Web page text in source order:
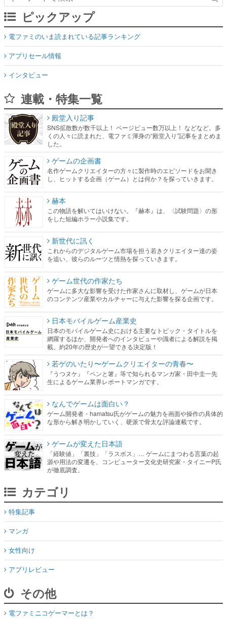
ピックアップ
電ファミのいま読まれている記事ランキング
アプリセール情報
インタビュー
連載・特集一覧
殿堂入り記事
SNS拡散数が数千以上！ ページビュー数万以上！ などなど。多
くの人々に読まれた、電ファミ渾身の“殿堂入り”記事をまとめま
した。
ゲームの企画書
名作ゲームクリエイターの方々に製作時のエピソードをお聞き
し、ヒットする企画（ゲーム）とは何か？を探っていきます。
赫本
この物語を解いてはいけない。『赫本』は、〈試験問題〉の形
をした短編ホラー小説集です。
新世代に訊く
これからのデジタルゲーム市場を担う若きクリエイター達の姿
を追い、彼らのルーツと情熱を探っていきます。
ゲーム世代の作家たち
ゲームに多大な影響を受けた作家さんに取材し、ゲームが日本
のコンテンツ産業やカルチャーに与えた影響を探る企画です。
日本モバイルゲーム産業史
日本のモバイルゲーム史における主要なトピック・タイトルを
網羅するほか、開発者へのインタビューや識者による解説を掲
載。約20年の歴史が一望できる決定版！
若ゲのいたり〜ゲームクリエイターの青春〜
『うつヌケ』『ペンと箸』等で知られるマンガ家・田中圭一先
生によるゲーム業界レポートマンガです。
なんでゲームは面白い？
ゲーム開発者・hamatsu氏がゲームの魅力を画面や操作の具体的
な形から解き明かしていく、硬派で骨太な評論連載です。
ゲームが変えた日本語
「経験値」「裏技」「ラスボス」… ゲームにまつわる言葉の起
源や用法の変遷を、コンピューター文化史研究家・タイニーP氏
が徹底調査。
カテゴリ
特集記事
マンガ
女性向け
アプリレビュー
その他
電ファミニコゲーマーとは？